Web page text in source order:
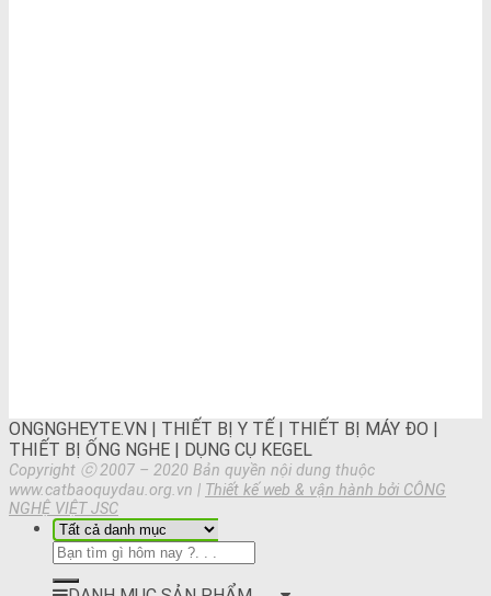
ONGNGHEYTE.VN | THIẾT BỊ Y TẾ | THIẾT BỊ MÁY ĐO |
THIẾT BỊ ỐNG NGHE | DỤNG CỤ KEGEL
Copyright ⓒ 2007 – 2020 Bản quyền nội dung thuộc
www.catbaoquydau.org.vn | Thiết kế web & vận hành bởi CÔNG
NGHỆ VIỆT JSC